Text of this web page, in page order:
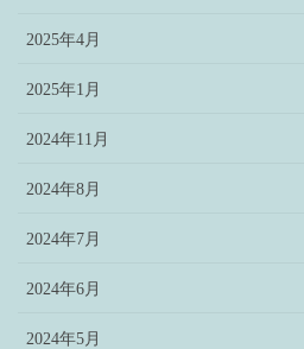
2025年4月
2025年1月
2024年11月
2024年8月
2024年7月
2024年6月
2024年5月